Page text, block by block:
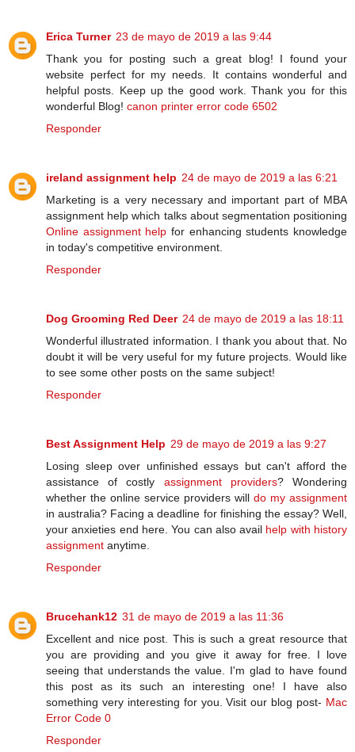
Erica Turner 23 de mayo de 2019 a las 9:44
Thank you for posting such a great blog! I found your
website perfect for my needs. It contains wonderful and
helpful posts. Keep up the good work. Thank you for this
wonderful Blog! canon printer error code 6502
Responder
ireland assignment help 24 de mayo de 2019 a las 6:21
Marketing is a very necessary and important part of MBA
assignment help which talks about segmentation positioning
Online assignment help for enhancing students knowledge
in today's competitive environment.
Responder
Dog Grooming Red Deer 24 de mayo de 2019 a las 18:11
Wonderful illustrated information. I thank you about that. No
doubt it will be very useful for my future projects. Would like
to see some other posts on the same subject!
Responder
Best Assignment Help 29 de mayo de 2019 a las 9:27
Losing sleep over unfinished essays but can't afford the
assistance of costly assignment providers? Wondering
whether the online service providers will do my assignment
in australia? Facing a deadline for finishing the essay? Well,
your anxieties end here. You can also avail help with history
assignment anytime.
Responder
Brucehank12 31 de mayo de 2019 a las 11:36
Excellent and nice post. This is such a great resource that
you are providing and you give it away for free. I love
seeing that understands the value. I'm glad to have found
this post as its such an interesting one! I have also
something very interesting for you. Visit our blog post- Mac
Error Code 0
Responder